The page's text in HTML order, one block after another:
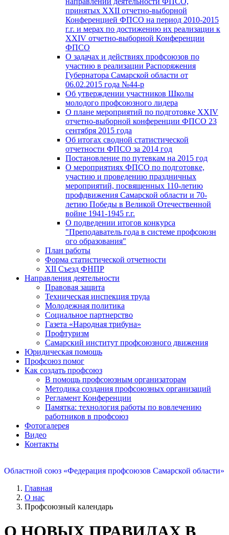
принятых XXII отчетно-выборной
Конференцией ФПСО на период 2010-2015
г.г. и мерах по достижению их реализации к
XXIV отчетно-выборной Конференции
ФПСО
О задачах и действиях профсоюзов по
участию в реализации Распоряжения
Губернатора Самарской области от
06.02.2015 года №44-р
Об утверждении участников Школы
молодого профсоюзного лидера
О плане мероприятий по подготовке XXIV
отчетно-выборной конференции ФПСО 23
сентября 2015 года
Об итогах сводной статистической
отчетности ФПСО за 2014 год
Постановление по путевкам на 2015 год
О мероприятиях ФПСО по подготовке,
участию и проведению праздничных
мероприятий, посвященных 110-летию
профдвижения Самарской области и 70-
летию Победы в Великой Отечественной
войне 1941-1945 г.г.
О подведении итогов конкурса
"Преподаватель года в системе профсоюзн
ого образования"
План работы
Форма статистической отчетности
XII Съезд ФНПР
Направления деятельности
Правовая защита
Техническая инспекция труда
Молодежная политика
Социальное партнерство
Газета «Народная трибуна»
Профтуризм
Самарский институт профсоюзного движения
Юридическая помощь
Профсоюз помог
Как создать профсоюз
В помощь профсоюзным организаторам
Методика создания профсоюзных организаций
Регламент Конференции
Памятка: технология работы по вовлечению
работников в профсоюз
Фотогалерея
Видео
Контакты
Областной союз «Федерация профсоюзов Самарской области»
Главная
О нас
Профсоюзный календарь